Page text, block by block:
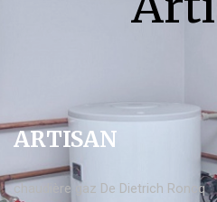
ARTISAN
chaudière gaz De Dietrich Roncq